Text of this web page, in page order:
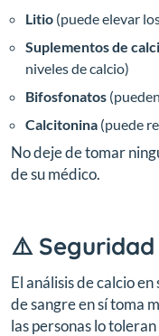
Litio (puede elevar
Suplementos de
niveles de calcio)
Bifosfonatos
Calcitonina (puede
No deje de tomar
de su médico.
⚠️ Seguridad
El análisis de calcio
de sangre en sí toma
las personas lo